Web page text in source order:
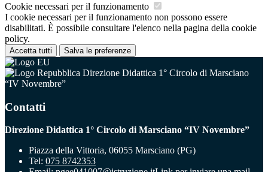
Cookie necessari per il funzionamento
I cookie necessari per il funzionamento non possono essere
disabilitati. È possibile consultare l'elenco nella pagina della cookie
policy.
Accetta tutti Salva le preferenze
Direzione Didattica 1° Circolo di Marsciano
“IV Novembre”
Contatti
Direzione Didattica 1° Circolo di Marsciano “IV Novembre”
Piazza della Vittoria, 06055 Marsciano (PG)
Tel: 075 8742353